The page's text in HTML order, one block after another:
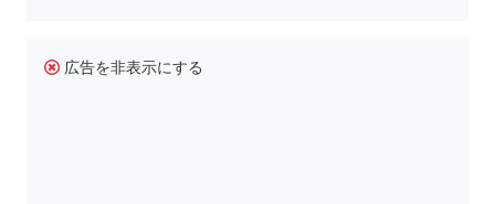
広告を非表示にする